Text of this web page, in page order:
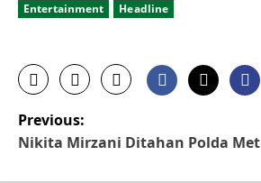
Entertainment Headline
P
Previous:
Nikita Mirzani Ditahan Polda